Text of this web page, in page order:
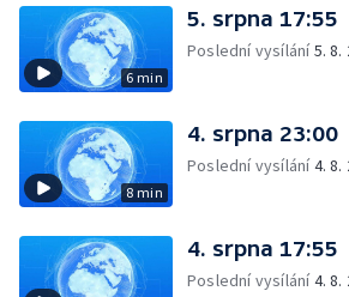
6 min
5. srpna 17:55
Poslední vysílání5. 8.
8 min
4. srpna 23:00
Poslední vysílání4. 8.
4. srpna 17:55
Poslední vysílání4. 8.